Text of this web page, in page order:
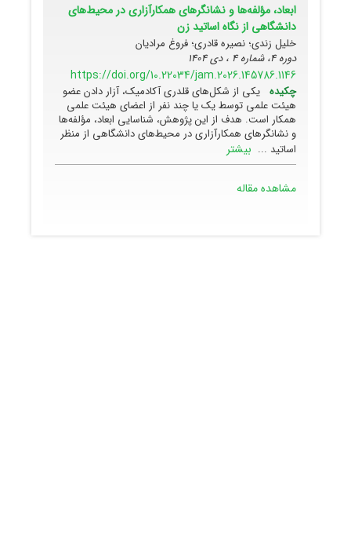
ابعاد، مؤلفه‌ها و نشانگرهای همکارآزاری در محیط‌های
دانشگاهی از نگاه اساتید زن
خلیل زندی؛ نصیره قادری؛ فروغ مرادیان
دوره 4، شماره 4 ، دی 1404
https://doi.org/10.22034/jam.2026.145786.1146
چکیده یکی از شکل‌های قلدری آکادمیک، آزار دادن عضو
هیئت علمی توسط یک یا چند نفر از اعضای هیئت علمی
همکار است. هدف از این پژوهش، شناسایی ابعاد، مؤلفه‌ها
و نشانگرهای همکارآزاری در محیط‌های دانشگاهی از منظر
اساتید ... بیشتر
مشاهده مقاله